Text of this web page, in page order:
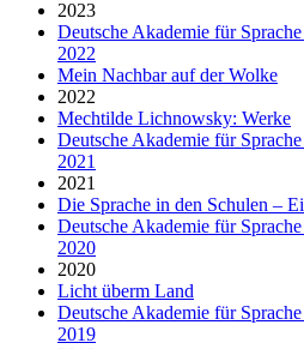
2023
Deutsche Akademie für
2022
Mein Nachbar auf der Wolke
2022
Mechtilde Lichnowsky: Werke
Deutsche Akademie für
2021
2021
Die Sprache in den Schulen –
Deutsche Akademie für
2020
2020
Licht überm Land
Deutsche Akademie für
2019